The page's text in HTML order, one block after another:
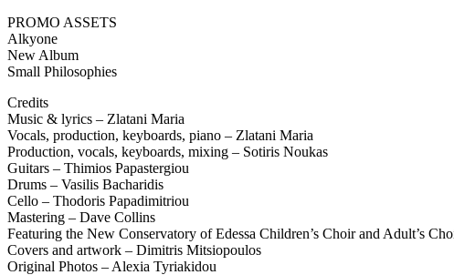
PROMO ASSETS
Alkyone
New Album
Small Philosophies
Credits
Music & lyrics – Zlatani Maria
Vocals, production, keyboards, piano – Zlatani Maria
Production, vocals, keyboards, mixing – Sotiris Noukas
Guitars – Thimios Papastergiou
Drums – Vasilis Bacharidis
Cello – Thodoris Papadimitriou
Mastering – Dave Collins
Featuring the New Conservatory of Edessa Children’s Choir and Adult’s
Covers and artwork – Dimitris Mitsiopoulos
Original Photos – Alexia Tyriakidou